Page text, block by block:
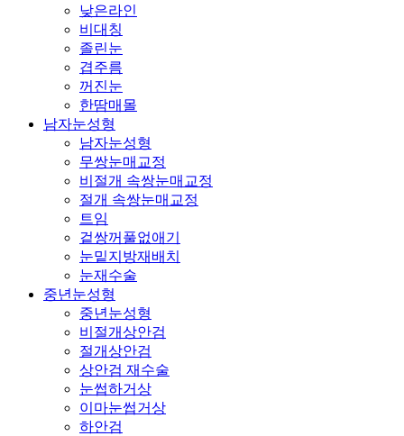
낮은라인
비대칭
졸린눈
겹주름
꺼진눈
한땀매몰
남자눈성형
남자눈성형
무쌍눈매교정
비절개 속쌍눈매교정
절개 속쌍눈매교정
트임
겉쌍꺼풀없애기
눈밑지방재배치
눈재수술
중년눈성형
중년눈성형
비절개상안검
절개상안검
상안검 재수술
눈썹하거상
이마눈썹거상
하안검